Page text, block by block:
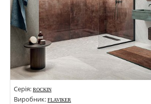
Серія: ROCKIN
Виробник: FLAVIKER